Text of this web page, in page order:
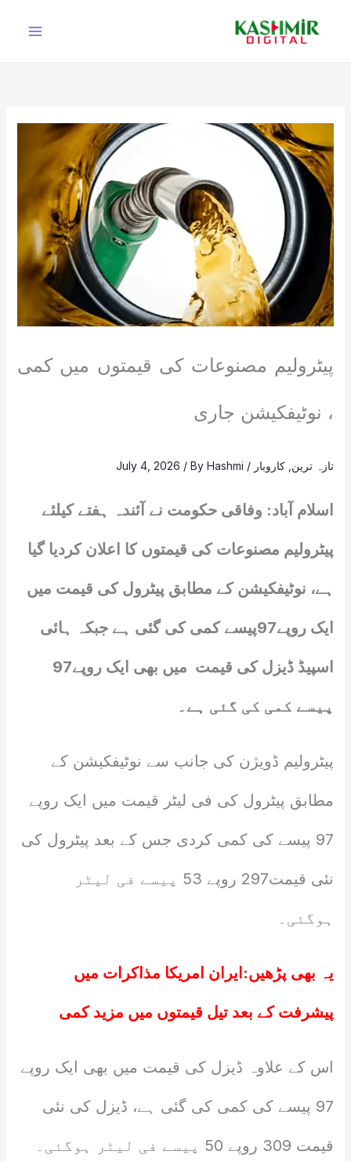
پیٹرولیم مصنوعات کی قیمتوں میں کمی
، نوٹیفکیشن جاری
تازہ ترین کاروبار /
July 4, 2026 / ByHashmi
اسلام آباد: وفاقی حکومت نے آئندہ ہفتے کیلئے
پیٹرولیم مصنوعات کی قیمتوں کا اعلان کردیا گیا
ہے، نوٹیفکیشن کے مطابق پیٹرول کی قیمت میں
ایک روپے97پیسے کمی کی گئی ہے جبکہ ہائی
اسپیڈ ڈیزل کی قیمت میں بھی ایک روپے97
پیسے کمی کی گئی ہے۔
پیٹرولیم ڈویژن کی جانب سے نوٹیفکیشن کے
مطابق پیٹرول کی فی لیٹر قیمت میں ایک روپے
97 پیسے کی کمی کردی جس کے بعد پیٹرول کی
نئی قیمت297 روپے 53 پیسے فی لیٹر
ہوگئی۔
یہ بھی پڑھیں: ایران امریکا مذاکرات میں
پیشرفت کے بعد تیل قیمتوں میں مزید کمی
اس کے علاوہ ڈیزل کی قیمت میں بھی ایک روپے
97 پیسے کی کمی کی گئی ہے، ڈیزل کی نئی
قیمت 309 روپے 50 پیسے فی لیٹر ہوگئی۔